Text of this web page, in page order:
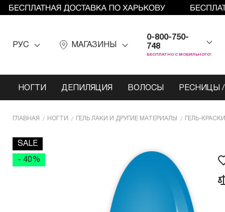
РУС МАГАЗИНЫ
0-800-750-
748
БЕСПЛАТНО С МОБИЛЬНОГО!
НОГТИ ДЕПИЛЯЦИЯ ВОЛОСЫ РЕСНИЦЫ
ГЛАВНАЯ НОГТИ ГЕЛЬ ЛАКИ И ДРУГИЕ МАТЕРИАЛЫ ГЕЛЬ-
SALE
- 40%